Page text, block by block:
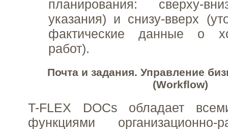
планирования: сверху-
указания) и снизу-вверх
фактические данные о
работ).
Почта и задания. Управление
(Workflow)
T-FLEX DOCs обладает
функциями организационно-